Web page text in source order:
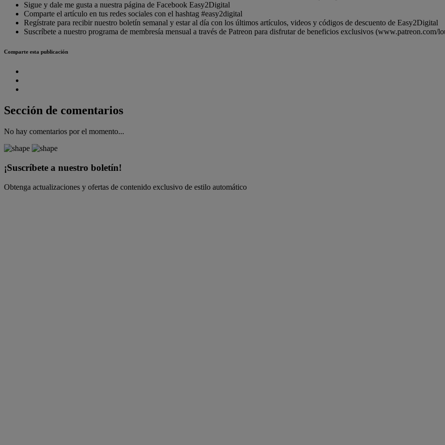
Sigue y dale me gusta a nuestra página de Facebook Easy2Digital
Comparte el artículo en tus redes sociales con el hashtag #easy2digital
Regístrate para recibir nuestro boletín semanal y estar al día con los últimos artículos, videos y códigos de descuento de Easy2Digital
Suscríbete a nuestro programa de membresía mensual a través de Patreon para disfrutar de beneficios exclusivos (www.patreon.com/
Comparte esta publicación
Sección de comentarios
No hay comentarios por el momento...
¡Suscríbete a nuestro boletín!
Obtenga actualizaciones y ofertas de contenido exclusivo de estilo automático